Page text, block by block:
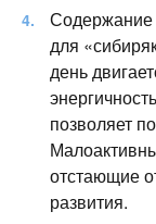
для
день
позволяет
отстающие
развития.